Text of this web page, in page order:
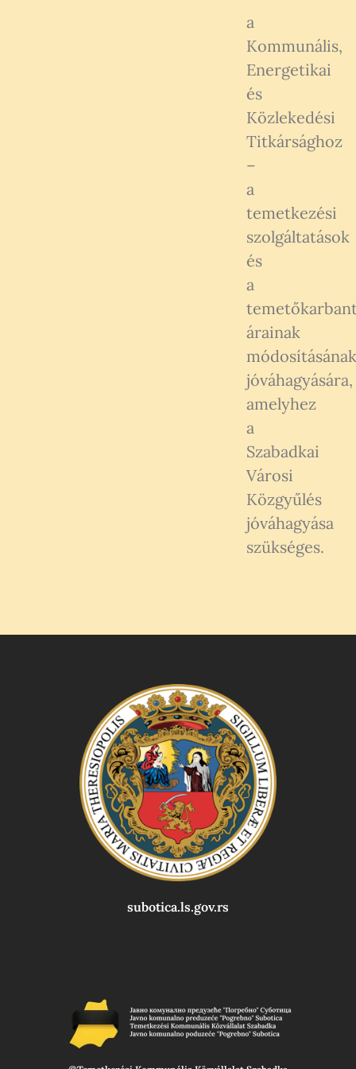
a
Kommunális,
Energetikai
és
Közlekedési
Titkársághoz
–
a
temetkezési
szolgáltatások
és
a
árainak
módosításának
jóváhagyására,
amelyhez
a
Szabadkai
Városi
Közgyűlés
jóváhagyása
szükséges.
subotica.ls.gov.rs